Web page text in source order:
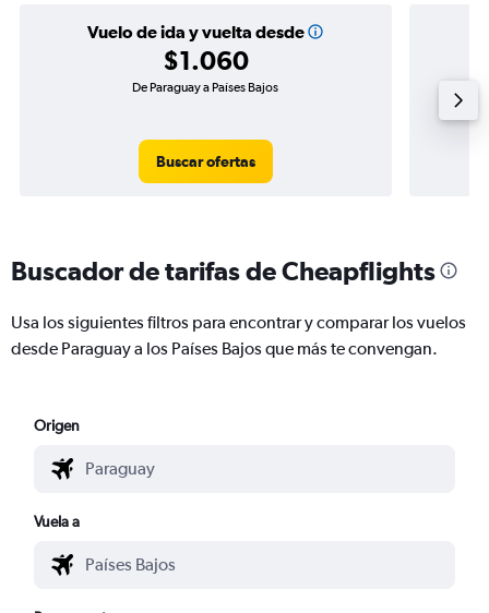
Vuelo de ida y vuelta desde
$1.060
De Paraguay a Países Bajos
Buscar ofertas
Buscador de tarifas de Cheapflights
Usa los siguientes filtros para encontrar y comparar los vuelos
desde Paraguay a los Países Bajos que más te convengan.
Origen
Vuela a